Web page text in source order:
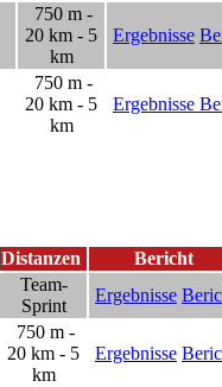
750 m -
20 km - 5
km
Ergebnisse
750 m -
20 km - 5
km
Ergebnisse
Distanzen
Bericht
Team-
Sprint
Ergebnisse
750 m -
20 km - 5
km
Ergebnisse